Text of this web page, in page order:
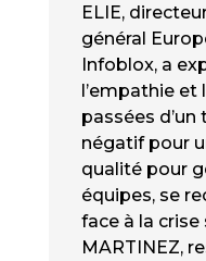
ELIE,
général
Infoblox, a
l’empathie et
passées
négatif pour
qualité pour
équipes, se
face à la crise
MARTINEZ,